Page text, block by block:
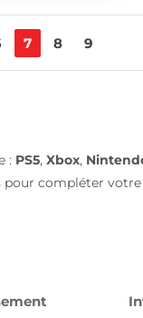
7 8 9
: PS5, Xbox,
pour compléter votre